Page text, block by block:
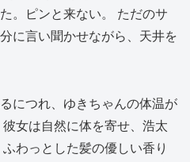
。ピンと来ない。 ただのサ
に言い聞かせながら、天井を
につれ、ゆきちゃんの体温が
女は自然に体を寄せ、浩太
わっとした髪の優しい香り